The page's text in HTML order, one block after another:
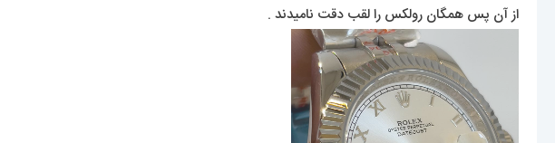
از آن پس همگان رولکس را لقب دقت نامیدند .